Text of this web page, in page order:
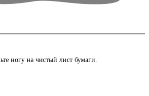
ногу на чистый лист бумаги.